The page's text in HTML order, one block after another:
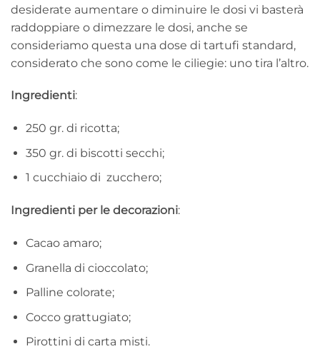
desiderate aumentare o diminuire le dosi vi basterà
raddoppiare o dimezzare le dosi, anche se
consideriamo questa una dose di tartufi standard,
considerato che sono come le ciliegie: uno tira l’altro.
Ingredienti:
250 gr. di ricotta;
350 gr. di biscotti secchi;
1 cucchiaio di zucchero;
Ingredienti per le decorazioni:
Cacao amaro;
Granella di cioccolato;
Palline colorate;
Cocco grattugiato;
Pirottini di carta misti.